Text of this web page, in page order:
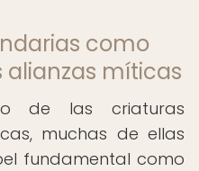
como
alianzas míticas
de las criaturas
muchas de ellas
fundamental como